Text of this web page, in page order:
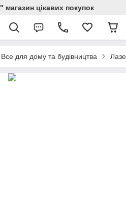
магазин цікавих покупок
Все для дому та будівництва